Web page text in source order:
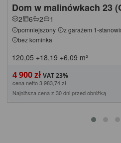
Dom w malinówkach 23
2 6 2 1
pomniejszony
z garażem 1-
bez kominka
120,05 +18,19 +6,09 m²
4 900 zł
cena netto 3 983,74 zł
Najniższa cena z 30 dni przed obniżką